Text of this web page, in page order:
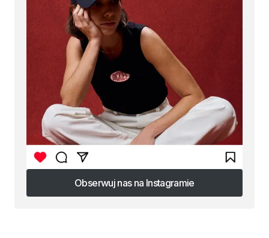
Obserwuj nas na Instagramie
Obserwuj nas na Instagramie